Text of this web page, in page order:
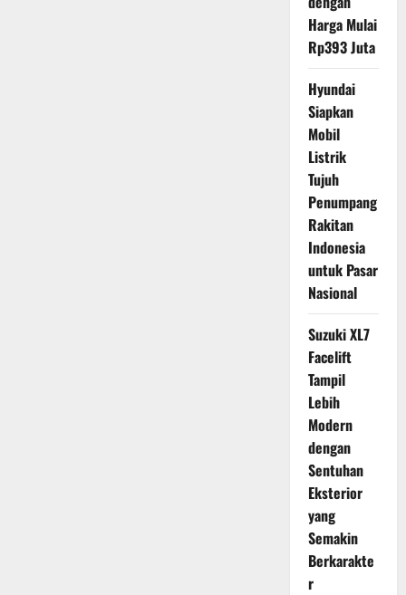
Harga Mulai
Rp393 Juta
Hyundai
Siapkan
Mobil
Listrik
Tujuh
Penumpang
Rakitan
Indonesia
untuk Pasar
Nasional
Suzuki XL7
Facelift
Tampil
Lebih
Modern
dengan
Sentuhan
Eksterior
yang
Semakin
Berkarakte
r